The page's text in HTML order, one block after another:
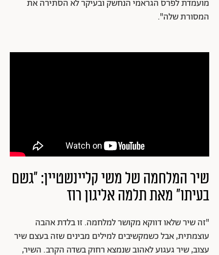
מועמדת לפרס הגראמי הנחשק ובעיקר לא הסתירה את
המסורת שלה".
שיר המלחמה של משי קליינשטיין: "גשם
בעיתו" מאת תלמה אליגון רוז
"זה שיר שלאו דווקא מקושר למלחמה. זו בלדת אהבה
עוצמתית, אבל כשמקשיבים למילים מבינים שזה בעצם שיר
עצוב, שיר געגוע לאהוב שנמצא רחוק בשדה הקרב. השיר,